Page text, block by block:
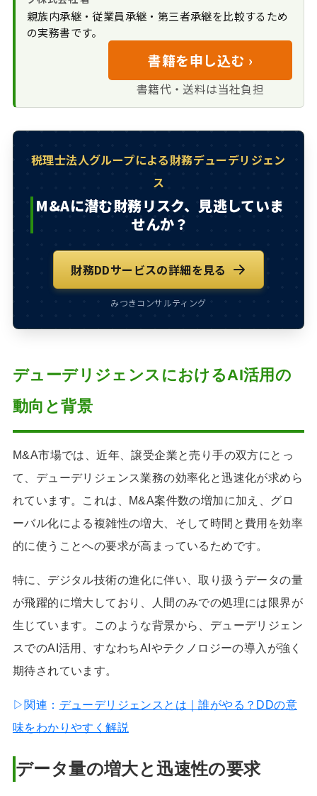
中小企業でのAI導
入可能性
M&Aに潜む財務リ
のまとめ
親族内承継・従業員承継・第三者承継を比較するため
の実務書です。
書籍を申し込む ›
書籍代・送料は当社負担
税理士法人グループによる財務デューデリジェン
ス
M&Aに潜む財務リスク、見逃していま
せんか？
財務DDサービスの詳細を見る
みつきコンサルティング
デューデリジェンスにおけるAI活用の
動向と背景
M&A市場では、近年、譲受企業と売り手の双方にとっ
て、デューデリジェンス業務の効率化と迅速化が求めら
れています。これは、M&A案件数の増加に加え、グロ
ーバル化による複雑性の増大、そして時間と費用を効率
的に使うことへの要求が高まっているためです。
特に、デジタル技術の進化に伴い、取り扱うデータの量
が飛躍的に増大しており、人間のみでの処理には限界が
生じています。このような背景から、デューデリジェン
スでのAI活用、すなわちAIやテクノロジーの導入が強く
期待されています。
▷関連： デューデリジェンスとは｜誰がやる？DDの意
味をわかりやすく解説
データ量の増大と迅速性の要求